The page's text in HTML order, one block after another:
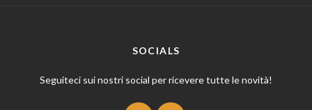
SOCIALS
Seguiteci sui nostri social per ricevere tutte le novità!